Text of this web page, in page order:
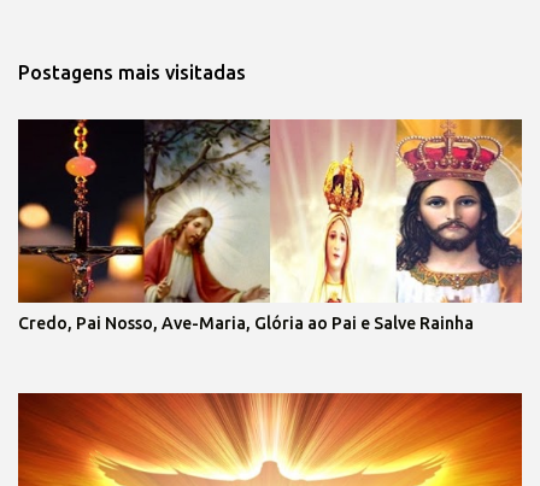
Postagens mais visitadas
Credo, Pai Nosso, Ave-Maria, Glória ao Pai e Salve Rainha